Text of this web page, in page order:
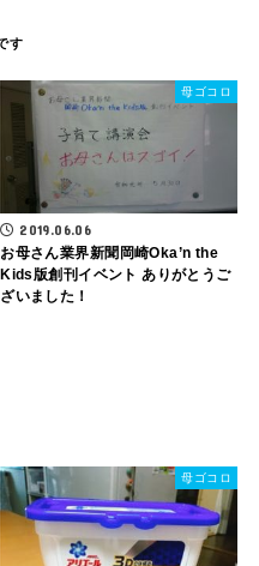
母ゴコロ
2019.06.06
お母さん業界新聞岡崎Oka’n the
Kids版創刊イベント ありがとうご
ざいました！
母ゴコロ